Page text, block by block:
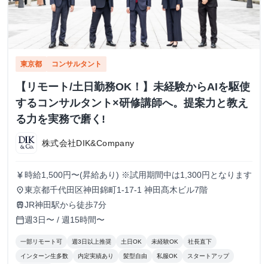
東京都 コンサルタント
【リモート/土日勤務OK！】未経験からAIを駆使
するコンサルタント×研修講師へ。提案力と教え
る力を実務で磨く!
株式会社DIK&Company
currency_yen 時給1,500円〜(昇給あり) ※試用期間中は1,300円となります
place東京都千代田区神田錦町1-17-1 神田髙木ビル7階
trainJR神田駅から徒歩7分
calendar_today週3日〜 / 週15時間〜
一部リモート可 週3日以上推奨 土日OK 未経験OK 社長直下
インターン生多数 内定実績あり 髪型自由 私服OK スタートアップ